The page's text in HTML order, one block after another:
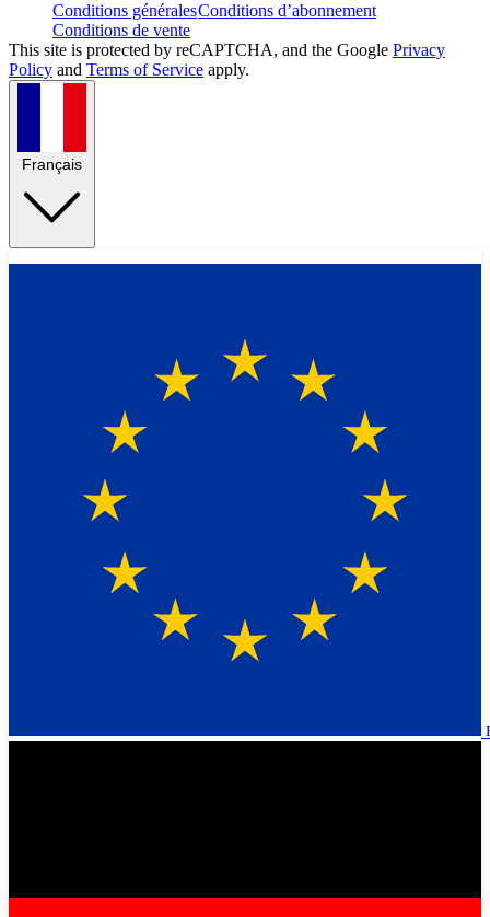
Conditions généralesConditions d’abonnement
Conditions de vente
This site is protected by reCAPTCHA, and the Google Privacy
Policy and Terms of Service apply.
Français